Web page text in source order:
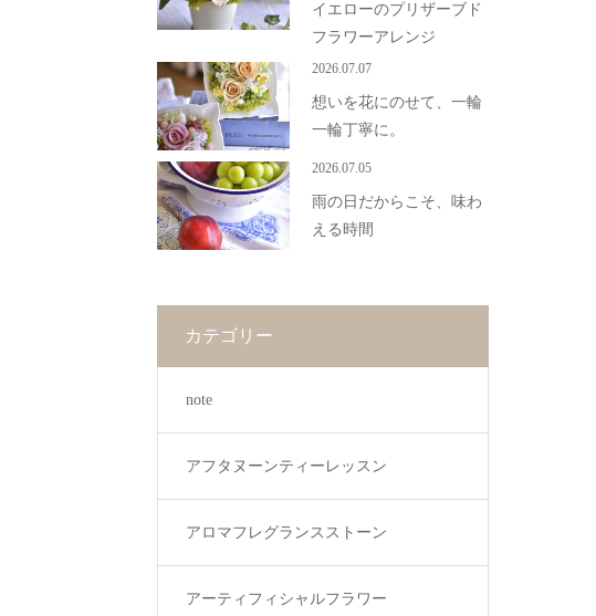
イエローのプリザーブド
フラワーアレンジ
2026.07.07
想いを花にのせて、一輪
一輪丁寧に。
2026.07.05
雨の日だからこそ、味わ
える時間
カテゴリー
note
アフタヌーンティーレッスン
アロマフレグランスストーン
アーティフィシャルフラワー